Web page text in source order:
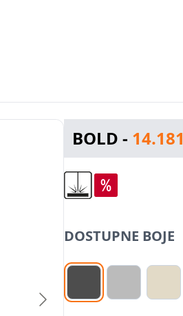
BOLD - 14.181
DOSTUPNE BOJE